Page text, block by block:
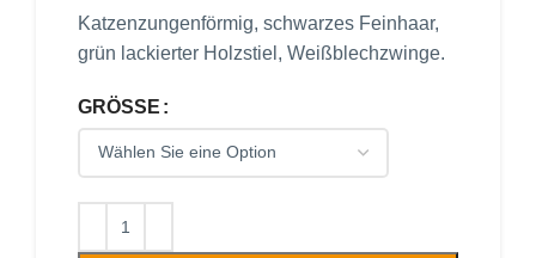
Katzenzungenförmig, schwarzes Feinhaar,
grün lackierter Holzstiel, Weißblechzwinge.
GRÖSSE